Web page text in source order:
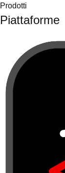
Prodotti
Piattaforme